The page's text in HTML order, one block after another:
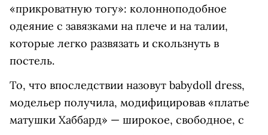
«прикроватную тогу»: колонноподобное
одеяние с завязками на плече и на талии,
которые легко развязать и скользнуть в
постель.
То, что впоследствии назовут babydoll dress,
модельер получила, модифицировав «платье
матушки Хаббард» — широкое, свободное, с